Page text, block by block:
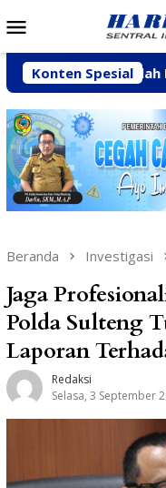
ke
Mobile
Konten Spesial
Ibadah Pakai Dana
Beranda Investigasi
Jaga
Polda Sulteng
Laporan
Redaksi
Selasa, 3 September